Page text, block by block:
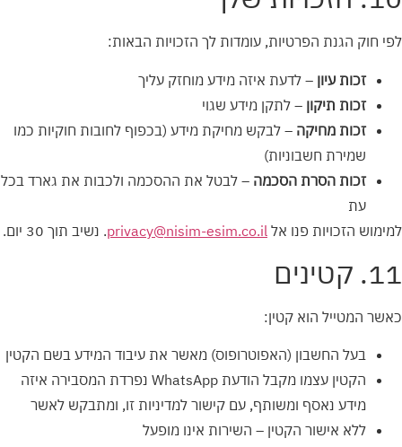
לפי חוק הגנת הפרטיות, עומדות לך הזכויות הבאות:
זכות עיון – לדעת איזה מידע מוחזק עליך
זכות תיקון – לתקן מידע שגוי
זכות מחיקה – לבקש מחיקת מידע (בכפוף לחובות חוקיות כמו
שמירת חשבוניות)
זכות הסרת הסכמה – לבטל את ההסכמה ולכבות את גארד בכל
עת
למימוש הזכויות פנו אל privacy@nisim-esim.co.il. נשיב תוך 30 יום.
11. קטינים
כאשר המטייל הוא קטין:
בעל החשבון (האפוטרופוס) מאשר את עיבוד המידע בשם הקטין
הקטין עצמו מקבל הודעת WhatsApp נפרדת המסבירה איזה
מידע נאסף ומשותף, עם קישור למדיניות זו, ומתבקש לאשר
ללא אישור הקטין – השירות אינו מופעל